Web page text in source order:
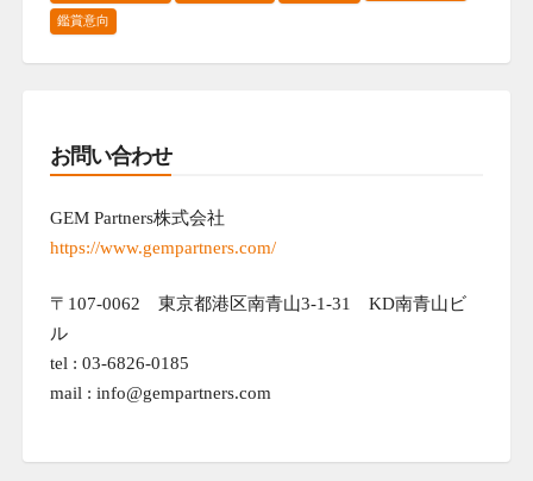
鑑賞意向
お問い合わせ
GEM Partners株式会社
https://www.gempartners.com/
〒107-0062 東京都港区南青山3-1-31 KD南青山ビ
ル
tel : 03-6826-0185
mail : info@gempartners.com